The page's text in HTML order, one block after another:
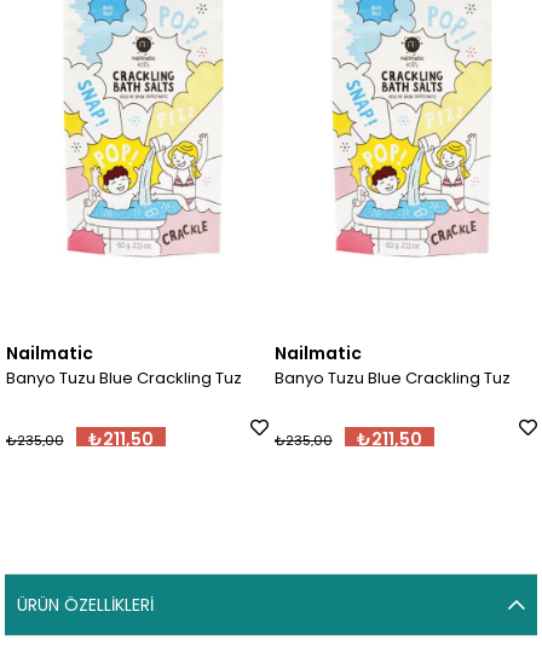
Nailmatic
Banyo Tuzu Blue Crackling Tuz
₺211,50
₺235,00
Nailmatic
Banyo Tuzu Blue Crackling Tuz
₺211,50
₺235,00
ÜRÜN ÖZELLIKLERI